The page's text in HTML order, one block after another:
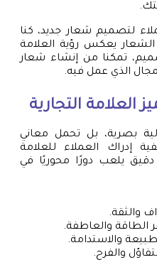
لتصميم شعار جديد، كنا
يعكس رؤية العلامة
تمكنا من إنشاء شعار
الذي عمل فيه.
العلامة التجارية
بصرية، بل تحمل معاني
إدراك العملاء للعلامة
دقيق يلعب دورًا محوريًا في
والثقة.
الطاقة والعاطفة.
والاستدامة.
والفرح.